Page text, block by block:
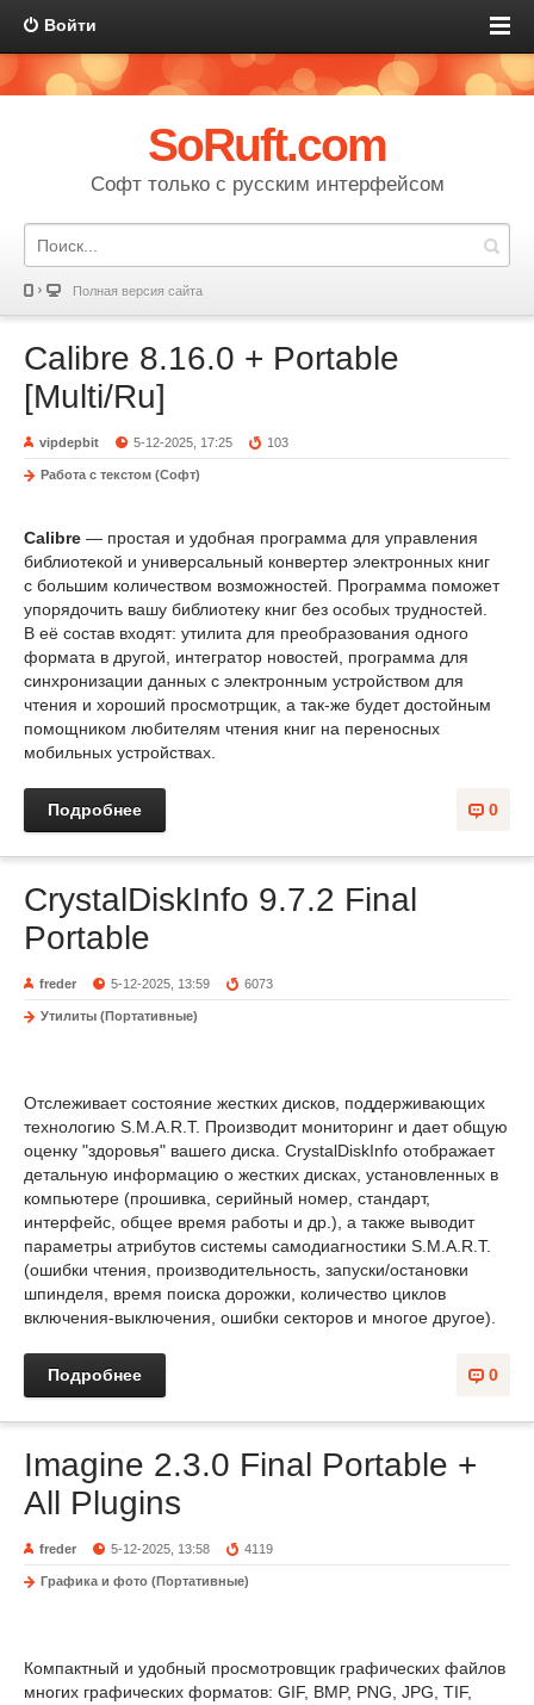
Войти
SoRuft.com
Софт только с русским интерфейсом
Полная версия сайта
Calibre 8.16.0 + Portable
[Multi/Ru]
vipdepbit 5-12-2025, 17:25 103
Работа с текстом (Софт)
Calibre — простая и удобная программа для управления
библиотекой и универсальный конвертер электронных книг
с большим количеством возможностей. Программа поможет
упорядочить вашу библиотеку книг без особых трудностей.
В её состав входят: утилита для преобразования одного
формата в другой, интегратор новостей, программа для
синхронизации данных с электронным устройством для
чтения и хороший просмотрщик, а так-же будет достойным
помощником любителям чтения книг на переносных
мобильных устройствах.
0
Подробнее
CrystalDiskInfo 9.7.2 Final
Portable
freder 5-12-2025, 13:59 6073
Утилиты (Портативные)
Отслеживает состояние жестких дисков, поддерживающих
технологию S.M.A.R.T. Производит мониторинг и дает общую
оценку "здоровья" вашего диска. CrystalDiskInfo отображает
детальную информацию о жестких дисках, установленных в
компьютере (прошивка, серийный номер, стандарт,
интерфейс, общее время работы и др.), а также выводит
параметры атрибутов системы самодиагностики S.M.A.R.T.
(ошибки чтения, производительность, запуски/остановки
шпинделя, время поиска дорожки, количество циклов
включения-выключения, ошибки секторов и многое другое).
0
Подробнее
Imagine 2.3.0 Final Portable +
All Plugins
freder 5-12-2025, 13:58 4119
Графика и фото (Портативные)
Компактный и удобный просмотровщик графических файлов
многих графических форматов: GIF, BMP, PNG, JPG, TIF,